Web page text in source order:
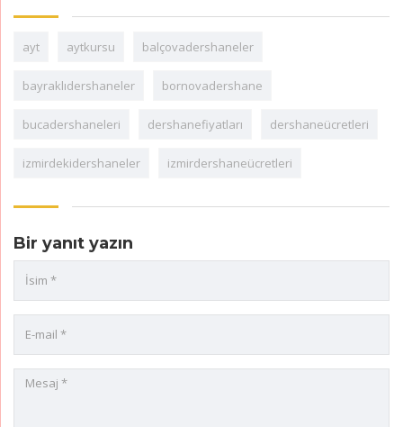
ayt aytkursu balçovadershaneler
bayraklıdershaneler bornovadershane
bucadershaneleri dershanefiyatları dershaneücretleri
izmirdekidershaneler izmirdershaneücretleri
Bir yanıt yazın